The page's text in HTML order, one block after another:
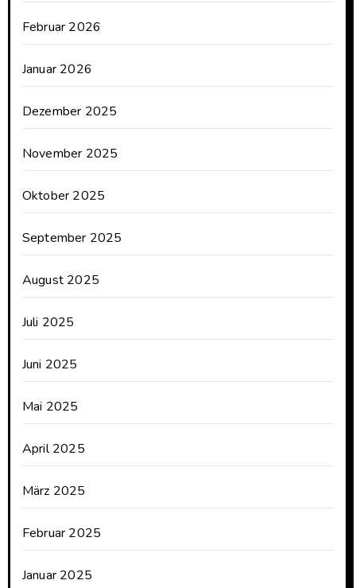
Februar 2026
Januar 2026
Dezember 2025
November 2025
Oktober 2025
September 2025
August 2025
Juli 2025
Juni 2025
Mai 2025
April 2025
März 2025
Februar 2025
Januar 2025